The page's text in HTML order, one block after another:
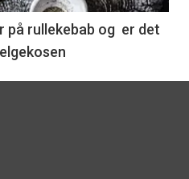
på rullekebab og er det